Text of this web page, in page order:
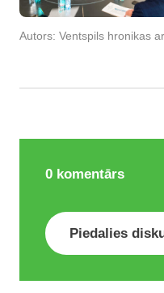
Autors: Ventspils hronikas
0 komentārs
Piedalies